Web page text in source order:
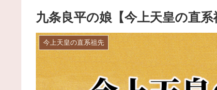
九条良平の娘【今上天皇の直系
今上天皇の直系祖先